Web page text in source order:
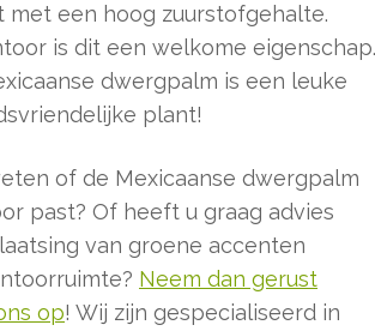
met een hoog zuurstofgehalte.
is dit een welkome eigenschap.
dwergpalm is een leuke
plant!
of de Mexicaanse dwergpalm
past? Of heeft u graag advies
van groene accenten
Neem dan gerust
op! Wij zijn gespecialiseerd in